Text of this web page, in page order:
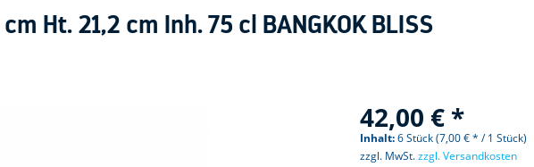
Ht. 21,2 cm Inh. 75 cl BANGKOK BLISS
42,00 € *
Inhalt:6 Stück (7,00 € * / 1 Stück)
zzgl. MwSt.zzgl. Versandkosten